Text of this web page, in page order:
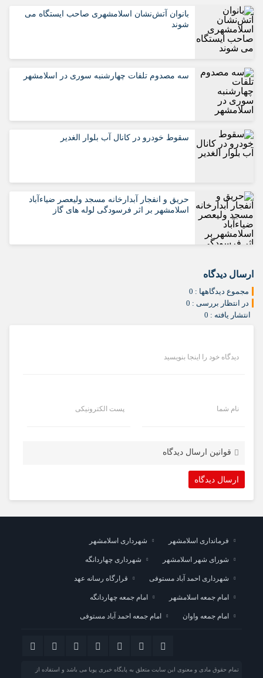
بانوان آتش‌نشان اسلامشهری صاحب ایستگاه می
شوند
سه مصدوم تلفات چهارشنبه سوری در اسلامشهر
سقوط خودرو در کانال آب بلوار الغدیر
حریق و انفجار آبدارخانه مسجد ولیعصر ضیاءآباد
اسلامشهر بر اثر فرسودگی لوله های گاز
ارسال دیدگاه
مجموع دیدگاهها : 0
در انتظار بررسی : 0
انتشار یافته : 0
دیدگاه خود را اینجا بنویسید
نام شما پست الکترونیکی
قوانین ارسال دیدگاه
فرمانداری اسلامشهر شهرداری اسلامشهر
شورای شهر اسلامشهر شهرداری چهاردانگه
شهرداری احمد آباد مستوفی قرارگاه رسانه عهد
امام جمعه اسلامشهر امام جمعه چهاردانگه
امام جمعه واوان امام جمعه احمد آباد مستوفی
تمام حقوق مادی و معنوی این سایت متعلق به پایگاه خبری پویا می باشد و استفاده از